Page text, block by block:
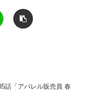
話「アパレル販売員 春